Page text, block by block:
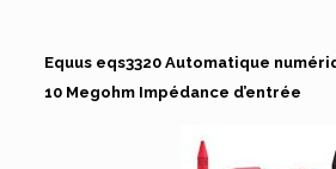
Equus eqs3320 Automatique
10 Megohm Impédance d’entrée